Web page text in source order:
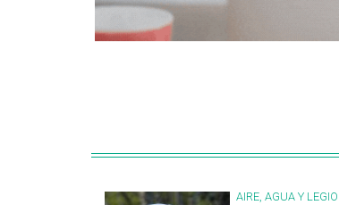
AIRE, AGUA Y